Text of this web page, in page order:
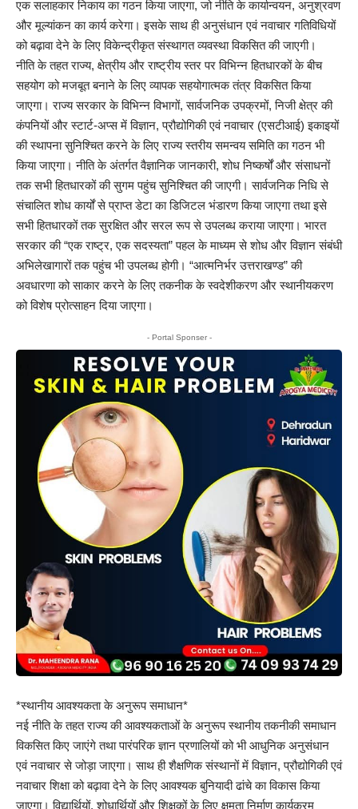
एक सलाहकार निकाय का गठन किया जाएगा, जो नीति के कार्यान्वयन, अनुश्रवण
और मूल्यांकन का कार्य करेगा। इसके साथ ही अनुसंधान एवं नवाचार गतिविधियों
को बढ़ावा देने के लिए विकेन्द्रीकृत संस्थागत व्यवस्था विकसित की जाएगी।
नीति के तहत राज्य, क्षेत्रीय और राष्ट्रीय स्तर पर विभिन्न हितधारकों के बीच
सहयोग को मजबूत बनाने के लिए व्यापक सहयोगात्मक तंत्र विकसित किया
जाएगा। राज्य सरकार के विभिन्न विभागों, सार्वजनिक उपक्रमों, निजी क्षेत्र की
कंपनियों और स्टार्ट-अप्स में विज्ञान, प्रौद्योगिकी एवं नवाचार (एसटीआई) इकाइयों
की स्थापना सुनिश्चित करने के लिए राज्य स्तरीय समन्वय समिति का गठन भी
किया जाएगा। नीति के अंतर्गत वैज्ञानिक जानकारी, शोध निष्कर्षों और संसाधनों
तक सभी हितधारकों की सुगम पहुंच सुनिश्चित की जाएगी। सार्वजनिक निधि से
संचालित शोध कार्यों से प्राप्त डेटा का डिजिटल भंडारण किया जाएगा तथा इसे
सभी हितधारकों तक सुरक्षित और सरल रूप से उपलब्ध कराया जाएगा। भारत
सरकार की “एक राष्ट्र, एक सदस्यता” पहल के माध्यम से शोध और विज्ञान संबंधी
अभिलेखागारों तक पहुंच भी उपलब्ध होगी। “आत्मनिर्भर उत्तराखण्ड” की
अवधारणा को साकार करने के लिए तकनीक के स्वदेशीकरण और स्थानीयकरण
को विशेष प्रोत्साहन दिया जाएगा।
- Portal Sponser -
*स्थानीय आवश्यकता के अनुरूप समाधान*
नई नीति के तहत राज्य की आवश्यकताओं के अनुरूप स्थानीय तकनीकी समाधान
विकसित किए जाएंगे तथा पारंपरिक ज्ञान प्रणालियों को भी आधुनिक अनुसंधान
एवं नवाचार से जोड़ा जाएगा। साथ ही शैक्षणिक संस्थानों में विज्ञान, प्रौद्योगिकी एवं
नवाचार शिक्षा को बढ़ावा देने के लिए आवश्यक बुनियादी ढांचे का विकास किया
जाएगा। विद्यार्थियों, शोधार्थियों और शिक्षकों के लिए क्षमता निर्माण कार्यक्रम